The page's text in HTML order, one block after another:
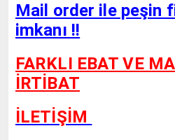
Mail order ile peşin
imkanı !!
FARKLI EBAT VE
İRTİBAT
İLETİŞİM